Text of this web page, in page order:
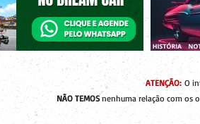
ATENÇÃO: O
NÃO TEMOSnenhuma relação com os